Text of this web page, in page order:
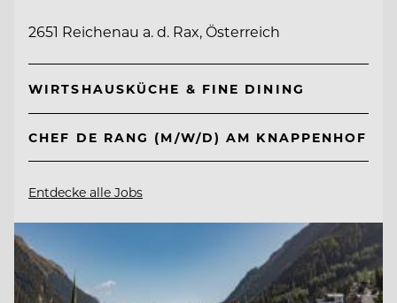
2651 Reichenau a. d. Rax, Österreich
WIRTSHAUSKÜCHE & FINE DINING
CHEF DE RANG (M/W/D) AM KNAPPENHOF
Entdecke alle Jobs